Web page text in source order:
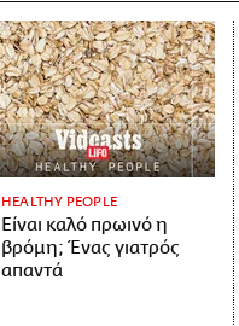
HEALTHY PEOPLE
Είναι καλό πρωινό η
βρόμη; Ένας γιατρός
απαντά